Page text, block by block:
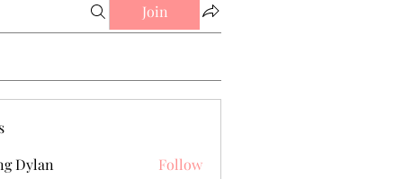
Join
Dylan
Follow